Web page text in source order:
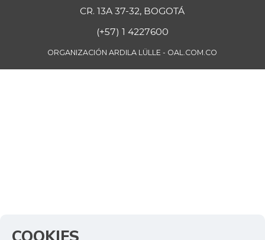
CR. 13A 37-32, BOGOTÁ
(+57) 1 4227600
ORGANIZACIÓN ARDILA LÜLLE - OAL.COM.CO
COOKIES